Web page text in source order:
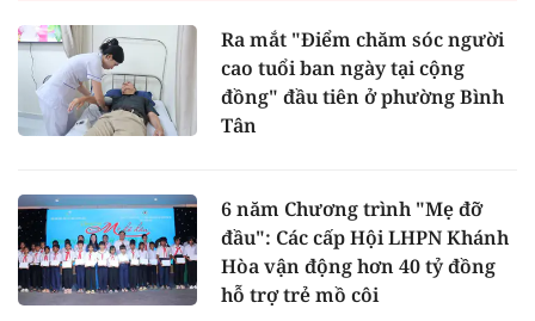
Ra mắt "Điểm chăm sóc người
cao tuổi ban ngày tại cộng
đồng" đầu tiên ở phường Bình
Tân
6 năm Chương trình "Mẹ đỡ
đầu": Các cấp Hội LHPN Khánh
Hòa vận động hơn 40 tỷ đồng
hỗ trợ trẻ mồ côi